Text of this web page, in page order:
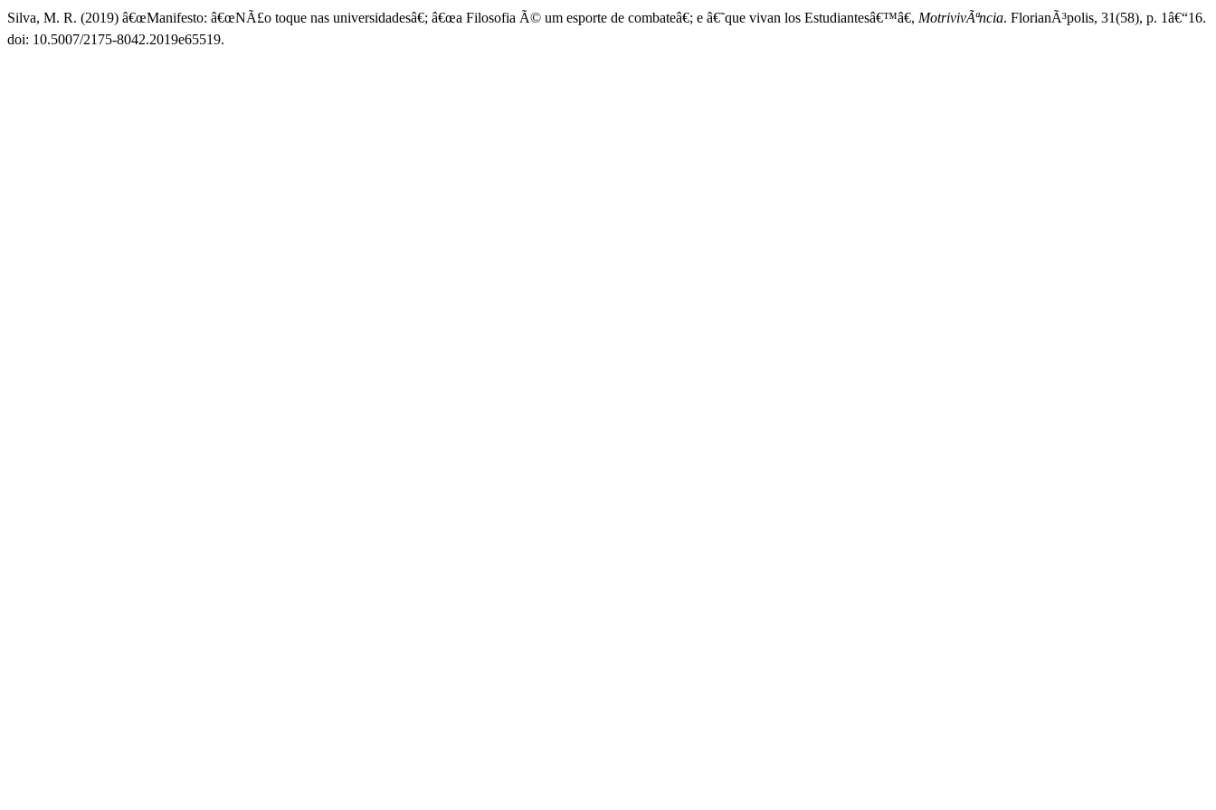
Silva, M. R. (2019) â€œManifesto: â€œNÃ£o toque nas universidadesâ€; â€œa Filosofia Ã© um esporte de combateâ€; e â€˜que vivan los Estudiantesâ€™â€, MotrivivÃªncia. FlorianÃ³polis, 31(58), p. 1â€“16.
doi: 10.5007/2175-8042.2019e65519.